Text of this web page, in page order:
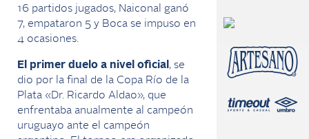
16 partidos jugados, Naiconal ganó
7, empataron 5 y Boca se impuso en
4 ocasiones.
El primer duelo a nivel oficial , se
dio por la final de la Copa Río de la
Plata «Dr. Ricardo Aldao», que
enfrentaba anualmente al campeón
uruguayo ante el campeón